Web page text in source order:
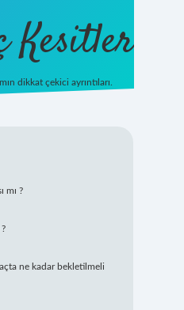
Kesitler
dikkat çekici ayrıntıları.
mı ?
ne kadar bekletilmeli